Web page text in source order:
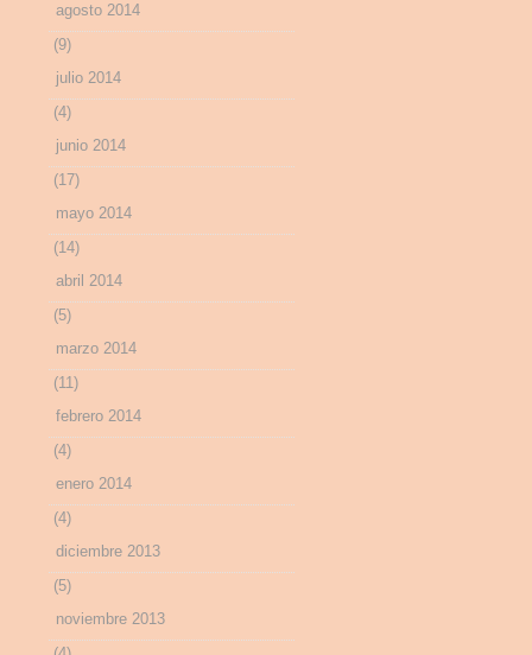
agosto 2014
(9)
julio 2014
(4)
junio 2014
(17)
mayo 2014
(14)
abril 2014
(5)
marzo 2014
(11)
febrero 2014
(4)
enero 2014
(4)
diciembre 2013
(5)
noviembre 2013